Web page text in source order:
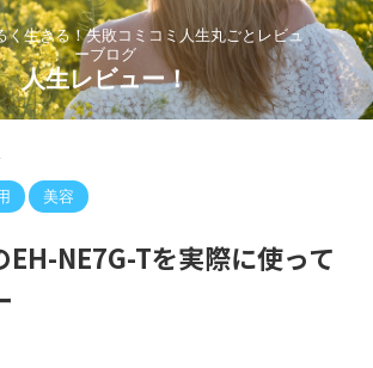
生きる！失敗コミコミ人生丸ごとレビュ
ーブログ
人生レビュー！
美容
EH-NE7G-Tを実際に使って